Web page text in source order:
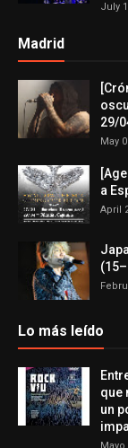
July
Madrid
29/
May
a
April
Lo más leído
que
un